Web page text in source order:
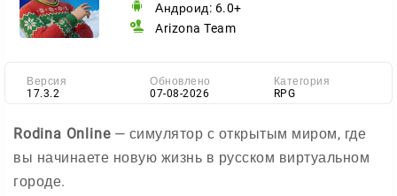
Андроид: 6.0+
Arizona Team
Версия
17.3.2
Обновлено
07-08-2026
Категория
RPG
Rodina Online— симулятор с открытым миром, где
вы начинаете новую жизнь в русском виртуальном
городе.